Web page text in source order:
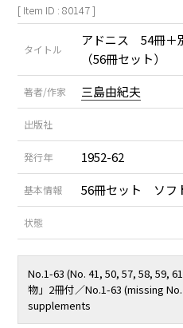
[ Item ID : 80147 ]
タイトル
アドニス 54冊＋
（56冊セット）
著者/作家 三島由紀夫
出版社
発行年 1952-62
基本情報 56冊セット ソフ
状態
No.1-63 (No. 41, 50, 57, 58, 59,
物」2冊付／No.1-63 (missing
supplements